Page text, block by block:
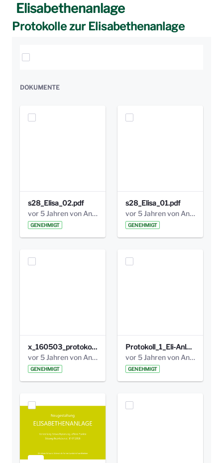
Elisabethenanlage
Protokolle zur Elisabethenanlage
Elemente auswählen
DOKUMENTE
s28_Elisa_02.pdf
vor 5 Jahren von Anni Schlumberger
GENEHMIGT
s28_Elisa_01.pdf
vor 5 Jahren von Anni Schlumberger
GENEHMIGT
x_160503_protokoll_infoabend.pdf
vor 5 Jahren von Anni Schlumberger
GENEHMIGT
Protokoll_1_Eli-Anlage_final.pdf
vor 5 Jahren von Anni Schlumberger
GENEHMIGT